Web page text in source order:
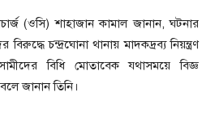
(ওসি) শাহাজান কামাল জানান, ঘটনার
চন্দ্রঘোনা থানায় মাদকদ্রব্য নিয়ন্ত্রণ
বিধি মোতাবেক যথাসময়ে বিজ্ঞ
জানান তিনি।